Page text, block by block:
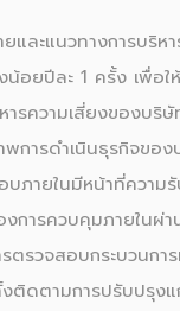
และแนวทางการบริห
อยปีละ 1 ครั้ง เพื่อใ
ารความเสี่ยงของบ
พการดำเนินธุรกิจขอ
บภายในมีหน้าที่ความ
การควบคุมภายในผ่
รตรวจสอบกระบวนก
ติดตามการปรับปรุง